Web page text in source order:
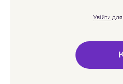
Увійти